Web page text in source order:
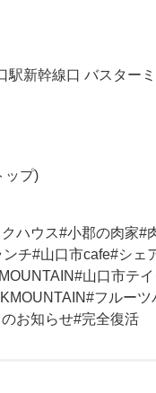
駅新幹線口 バスター
ップ)
ハウス#小郡の肉家#
チ#山口市cafe#シェ
山口市テ
フルーツ
お知らせ#完全復活